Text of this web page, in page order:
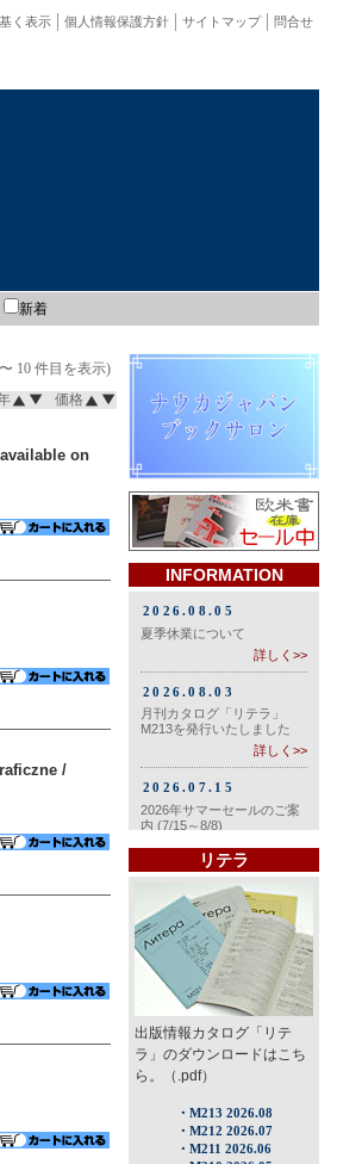
問合せ
サイトマップ
個人情報保護方針
く表示
新着
10 件目を表示)
価格
on
/
INFORMATION
リテラ
出版情報カタログ「リテ
ラ」のダウンロードはこち
ら。（.pdf）